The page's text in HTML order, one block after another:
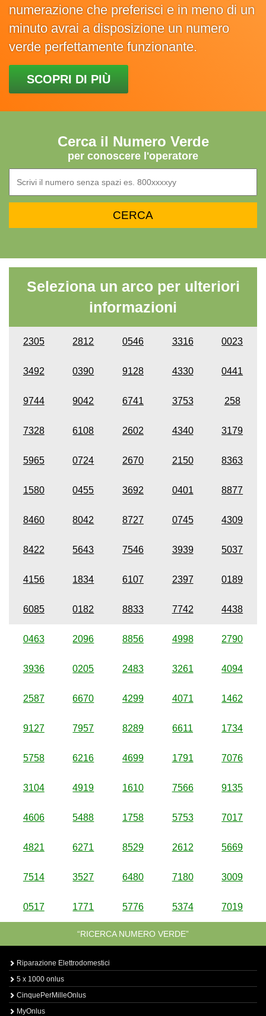
numerazione che preferisci e in meno di un
minuto avrai a disposizione un numero
verde perfettamente funzionante.
SCOPRI DI PIÙ
Cerca il Numero Verde
per conoscere l'operatore
Seleziona un arco per ulteriori
informazioni
2305 2812 0546 3316 0023
3492 0390 9128 4330 0441
9744 9042 6741 3753 258
7328 6108 2602 4340 3179
5965 0724 2670 2150 8363
1580 0455 3692 0401 8877
8460 8042 8727 0745 4309
8422 5643 7546 3939 5037
4156 1834 6107 2397 0189
6085 0182 8833 7742 4438
0463 2096 8856 4998 2790
3936 0205 2483 3261 4094
2587 6670 4299 4071 1462
9127 7957 8289 6611 1734
5758 6216 4699 1791 7076
3104 4919 1610 7566 9135
4606 5488 1758 5753 7017
4821 6271 8529 2612 5669
7514 3527 6480 7180 3009
0517 1771 5776 5374 7019
“RICERCA NUMERO VERDE”
Riparazione Elettrodomestici
5 x 1000 onlus
CinquePerMilleOnlus
MyOnlus